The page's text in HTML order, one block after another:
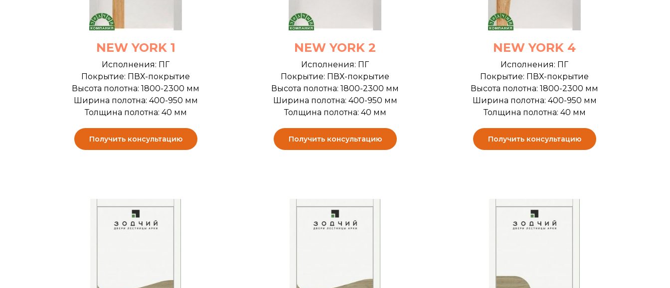
NEW YORK 1
Исполнения: ПГ
Покрытие: ПВХ-покрытие
Высота полотна: 1800-2300 мм
Ширина полотна: 400-950 мм
Толщина полотна: 40 мм
Получить консультацию
NEW YORK 2
Исполнения: ПГ
Покрытие: ПВХ-покрытие
Высота полотна: 1800-2300 мм
Ширина полотна: 400-950 мм
Толщина полотна: 40 мм
Получить консультацию
NEW YORK 4
Исполнения: ПГ
Покрытие: ПВХ-покрытие
Высота полотна: 1800-2300 мм
Ширина полотна: 400-950 мм
Толщина полотна: 40 мм
Получить консультацию